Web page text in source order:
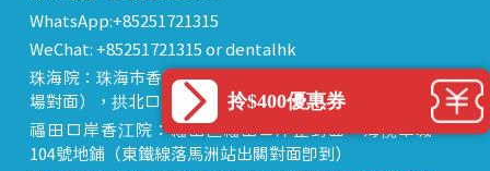
WhatsApp:+85251721315
WeChat: +85251721315 or dentalhk
珠海院：珠海市香洲區 拱北中建商業大廈 15樓（迎賓廣
場對面），拱北口岸步行8分鐘直達
福田口岸香江院：福田區福田口岸正對面，海悅華城
104號地鋪（東鐵線落馬洲站出關對面即到）
拎$400優惠券